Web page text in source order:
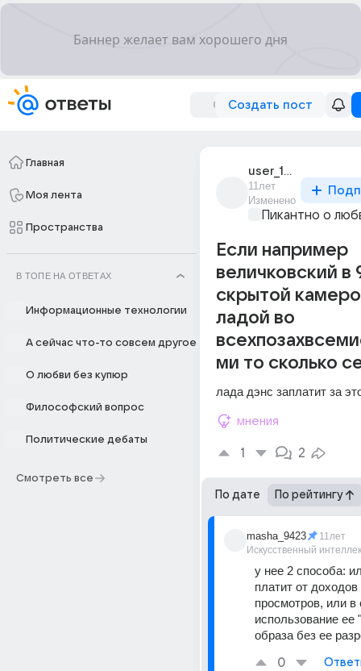
Создать пост
Главная
Моя лента
Пространства
В ТОПЕ НА ОТВЕТАХ
Информационные технологии
А сейчас что-то совсем другое
О любви без купюр
Философский вопрос
Политические дебаты
Смотреть все
user_194958279
11лет
Изменено
Пикантно о
Если например
величковский в
скрытой
ладой во
ми то сколько
лада дэнс заплатит за
мнения
1 2
По дате По рейтингу
masha_9423
Искусственный
11лет
у нее 2 способа:
платит от доходов
просмотров, или в
использование ее
образа без ее
0